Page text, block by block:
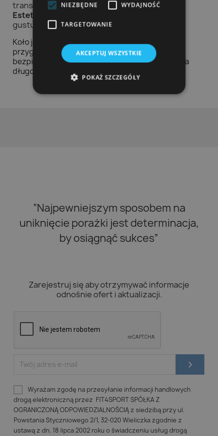
transportowaniu.
Estetycznym designem
gustu każdemu dziecku.
Koło jest doskonałym rozwiązaniem na letnie
przygody nad wodą. Gwarantuje nie tylko
bezpieczeństwo, ale i wspaniałą zabawę, która na
długo pozostanie w pamięci malucha.
“Najpewniejszym sposobem na
uniknięcie porażki jest determinacja,
by osiągnąć sukces”
Zarejestruj się aby otrzymywać informacje
odnośnie ofert i aktualizacji.
Wyrażam zgodę na przesyłanie informacji handlowych
drogą elektroniczną przez FIT4SPORT SPÓŁKA Z
OGRANICZONĄ ODPOWIEDZIALNOŚCIĄ z siedzibą przy ul.
Powstania Styczniowego 2/1, 32-020 Wieliczka zgodnie z
ustawą z dn. 18 lipca 2002 roku o świadczeniu usług drogą
NIEZBĘDNE WYDAJNOŚĆ
TARGETOWANIE
AKCEPTUJ WSZYSTKIE
POKAŻ SZCZEGÓŁY